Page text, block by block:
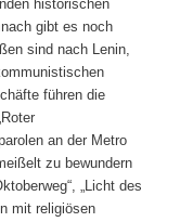
historischen
gibt es noch
sind nach Lenin,
führen die
an der Metro
zu bewundern
„Licht des
mit religiösen